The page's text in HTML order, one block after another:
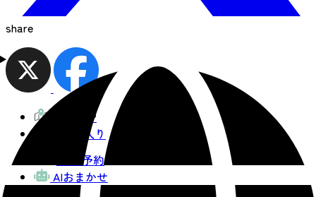
share
観光MAP
お気に入り
宿泊予約
AIおまかせ